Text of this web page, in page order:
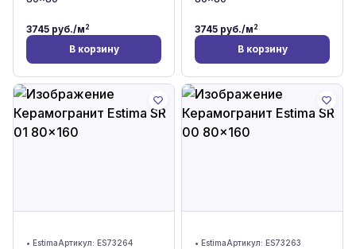
3745 руб./м2
В корзину
3745 руб./м2
В корзину
• EstimaАртикул: ES73264 • EstimaАртикул: ES73263